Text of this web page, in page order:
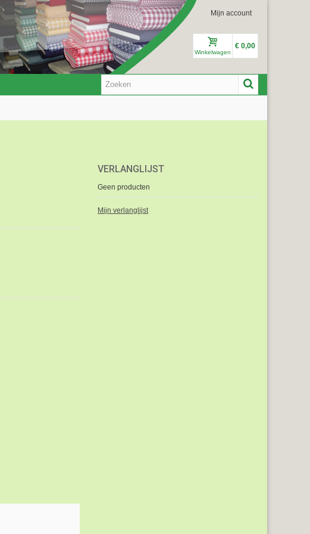
Mijn account
Winkelwagen
€ 0,00
VERLANGLIJST
Geen producten
Mijn verlanglijst